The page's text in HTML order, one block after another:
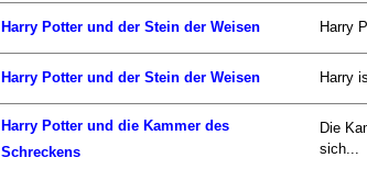
Harry Potter und der Stein der Weisen Harry
Harry Potter und der Stein der Weisen Harry
Harry Potter und die Kammer des
Schreckens
Die
sich...